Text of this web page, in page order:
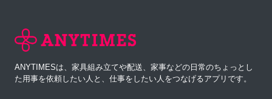
ANYTIMESは、家具組み立てや配送、家事などの日常のちょっとし
た用事を依頼したい人と、仕事をしたい人をつなげるアプリです。